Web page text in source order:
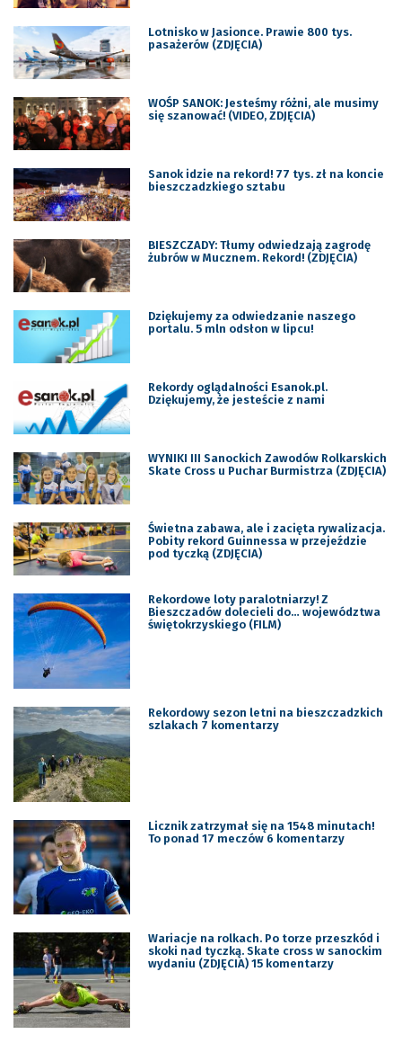
Lotnisko w Jasionce. Prawie 800 tys.
pasażerów (ZDJĘCIA)
WOŚP SANOK: Jesteśmy różni, ale musimy
się szanować! (VIDEO, ZDJĘCIA)
Sanok idzie na rekord! 77 tys. zł na koncie
bieszczadzkiego sztabu
BIESZCZADY: Tłumy odwiedzają zagrodę
żubrów w Mucznem. Rekord! (ZDJĘCIA)
Dziękujemy za odwiedzanie naszego
portalu. 5 mln odsłon w lipcu!
Rekordy oglądalności Esanok.pl.
Dziękujemy, że jesteście z nami
WYNIKI III Sanockich Zawodów Rolkarskich
Skate Cross u Puchar Burmistrza (ZDJĘCIA)
Świetna zabawa, ale i zacięta rywalizacja.
Pobity rekord Guinnessa w przejeździe
pod tyczką (ZDJĘCIA)
Rekordowe loty paralotniarzy! Z
Bieszczadów dolecieli do… województwa
świętokrzyskiego (FILM)
Rekordowy sezon letni na bieszczadzkich
szlakach 7 komentarzy
Licznik zatrzymał się na 1548 minutach!
To ponad 17 meczów 6 komentarzy
Wariacje na rolkach. Po torze przeszkód i
skoki nad tyczką. Skate cross w sanockim
wydaniu (ZDJĘCIA) 15 komentarzy